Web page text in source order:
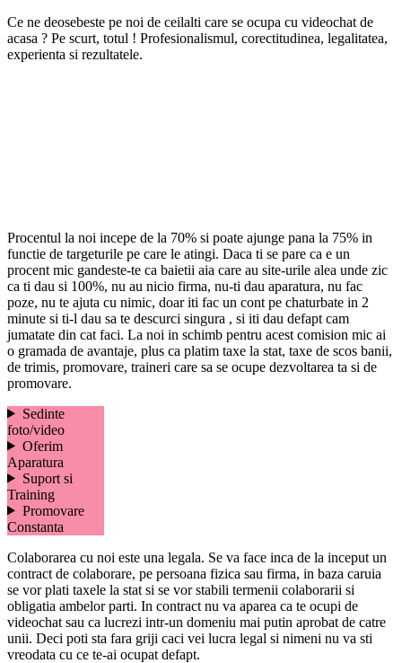
Ce ne deosebeste pe noi de ceilalti care se ocupa cu videochat de
acasa ? Pe scurt, totul ! Profesionalismul, corectitudinea, legalitatea,
experienta si rezultatele.
Procentul la noi incepe de la 70% si poate ajunge pana la 75% in
functie de targeturile pe care le atingi. Daca ti se pare ca e un
procent mic gandeste-te ca baietii aia care au site-urile alea unde zic
ca ti dau si 100%, nu au nicio firma, nu-ti dau aparatura, nu fac
poze, nu te ajuta cu nimic, doar iti fac un cont pe chaturbate in 2
minute si ti-l dau sa te descurci singura , si iti dau defapt cam
jumatate din cat faci. La noi in schimb pentru acest comision mic ai
o gramada de avantaje, plus ca platim taxe la stat, taxe de scos banii,
de trimis, promovare, traineri care sa se ocupe dezvoltarea ta si de
promovare.
Sedinte
foto/video
Oferim
Aparatura
Suport si
Training
Promovare
Constanta
Colaborarea cu noi este una legala. Se va face inca de la inceput un
contract de colaborare, pe persoana fizica sau firma, in baza caruia
se vor plati taxele la stat si se vor stabili termenii colaborarii si
obligatia ambelor parti. In contract nu va aparea ca te ocupi de
videochat sau ca lucrezi intr-un domeniu mai putin aprobat de catre
unii. Deci poti sta fara griji caci vei lucra legal si nimeni nu va sti
vreodata cu ce te-ai ocupat defapt.